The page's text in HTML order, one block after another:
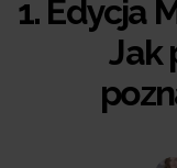
1. Edycja
Jak